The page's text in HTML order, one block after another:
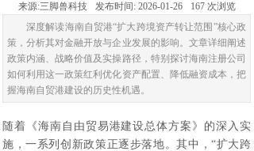
来源:三脚兽科技 发布时间: 2026-01-26 167 次浏览
深度解读海南自贸港“扩大跨境资产转让范围”核心政
策，分析其对金融开放与企业发展的影响。文章详细阐述
政策内涵、战略价值及实操路径，特别探讨海南注册公司
如何利用这一政策红利优化资产配置、降低融资成本，把
握海南自贸港建设的历史性机遇。
随着《海南自由贸易港建设总体方案》的深入实
施，一系列创新政策正逐步落地。其中，“扩大跨